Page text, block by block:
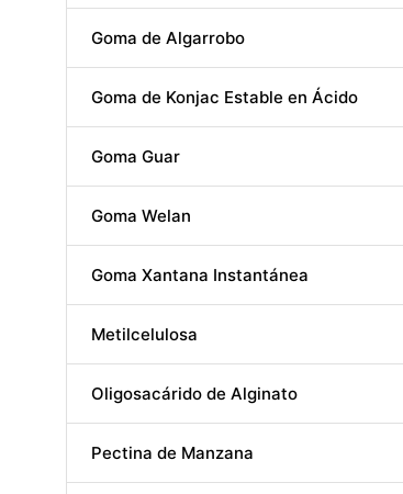
Goma de Algarrobo
Goma de Konjac Estable en Ácido
Goma Guar
Goma Welan
Goma Xantana Instantánea
Metilcelulosa
Oligosacárido de Alginato
Pectina de Manzana